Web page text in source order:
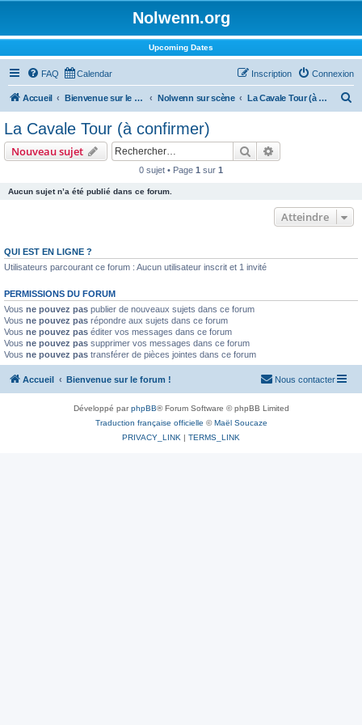
Nolwenn.org
Upcoming Dates
FAQ Calendar Connexion
Inscription
Accueil Bienvenue sur le forum ! Nolwenn sur scène La Cavale Tour (à confirmer)
La Cavale Tour (à confirmer)
Nouveau sujet Rechercher
0 sujet • Page 1 sur 1
Aucun sujet n’a été publié dans ce forum.
Atteindre
QUI EST EN LIGNE ?
Utilisateurs parcourant ce forum : Aucun utilisateur inscrit et 1 invité
PERMISSIONS DU FORUM
Vous ne pouvez pas publier de nouveaux sujets dans ce forum
Vous ne pouvez pas répondre aux sujets dans ce forum
Vous ne pouvez pas éditer vos messages dans ce forum
Vous ne pouvez pas supprimer vos messages dans ce forum
Vous ne pouvez pas transférer de pièces jointes dans ce forum
Accueil Bienvenue sur le forum ! Nous contacter
Développé parphpBB® Forum Software © phpBB Limited
Traduction française officielle ©Maël Soucaze
PRIVACY_LINK | TERMS_LINK